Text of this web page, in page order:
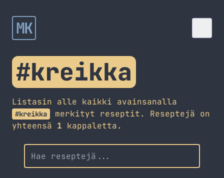
MK
#kreikka
Listasin alle kaikki avainsanalla
#kreikka
merkityt reseptit. Reseptejä on
yhteensä 1 kappaletta.